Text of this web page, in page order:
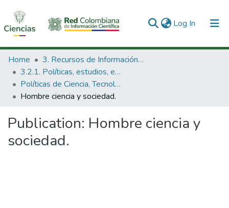
Log In (current)
Communities & Collections
All of DSpace
Statistics
Home
3. Recursos de Información Científica y Tecnológica
3.2.1. Políticas, estudios, evaluaciones e indicadores de CTeI
Políticas de Ciencia, Tecnología e Innovación
Hombre ciencia y sociedad.
Publication: Hombre ciencia y
sociedad.